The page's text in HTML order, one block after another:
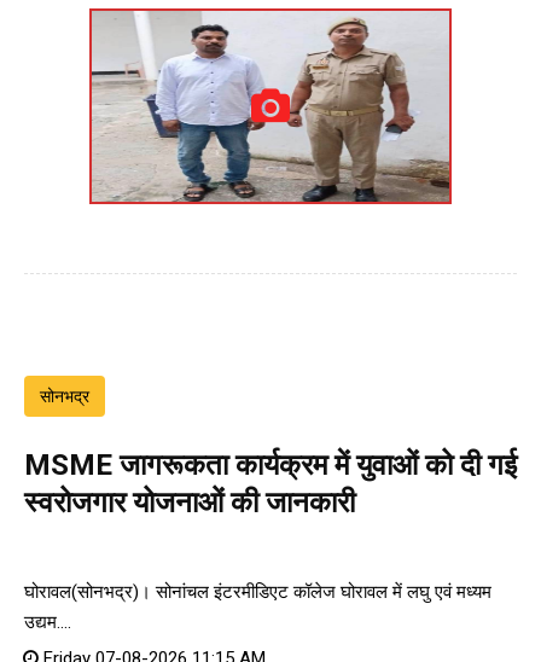
सोनभद्र
MSME जागरूकता कार्यक्रम में युवाओं को दी गई
स्वरोजगार योजनाओं की जानकारी
घोरावल(सोनभद्र)। सोनांचल इंटरमीडिएट कॉलेज घोरावल में लघु एवं मध्यम
उद्यम....